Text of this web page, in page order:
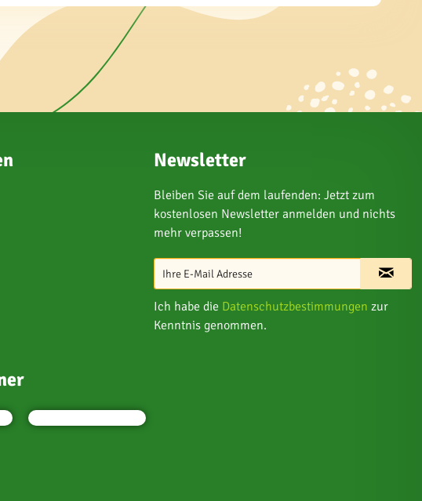
Newsletter
Bleiben Sie auf dem laufenden: Jetzt zum
kostenlosen Newsletter anmelden und nichts
mehr verpassen!
Ich habe die Datenschutzbestimmungen zur
Kenntnis genommen.